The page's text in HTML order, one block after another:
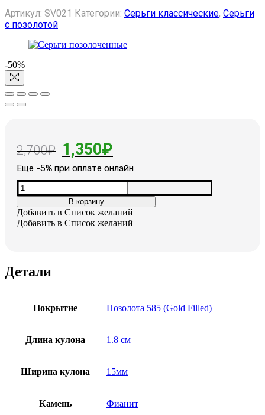
Артикул: SV021 Категории: Серьги классические, Серьги
с позолотой
-50%
2,700₽ Первоначальная
цена
составляла
2,700₽.
1,350₽
цена:
1,350₽.
Еще -5% при оплате онлайн
Количество
товара
Серьги
позолоченные
В корзину
Добавить в Список желаний
Добавить в Список желаний
Детали
Покрытие Позолота 585 (Gold Filled)
Длина кулона 1.8 см
Ширина кулона 15мм
Камень Фианит